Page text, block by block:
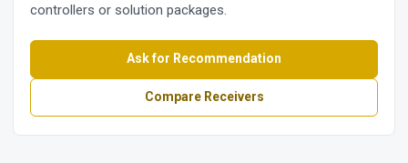
controllers or solution packages.
Ask for Recommendation
Compare Receivers